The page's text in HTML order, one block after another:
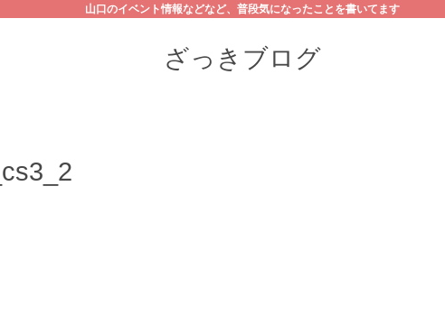
山口のイベント情報などなど、普段気になったことを書いてます
ざっきブログ